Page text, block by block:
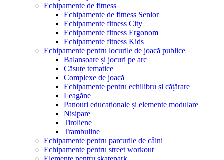
Echipamente de fitness
Echipamente de fitness Senior
Echipamente fitness City
Echipamente fitness Ergonom
Echipamente fitness Kids
Echipamente pentru locurile de joacă publice
Balansoare și jocuri pe arc
Căsuțe tematice
Complexe de joacă
Echipamente pentru echilibru și cățărare
Leagăne
Panouri educaționale și elemente modulare
Nisipare
Tiroliene
Trambuline
Echipamente pentru parcurile de câini
Echipamente pentru street workout